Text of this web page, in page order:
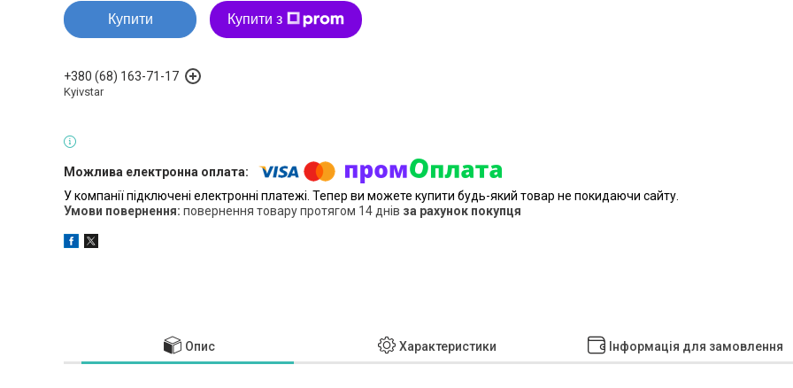
Купити Купити з
+380 (68) 163-71-17
Kyivstar
У компанії підключені електронні платежі. Тепер ви можете купити будь-який товар не покидаючи сайту.
повернення товару протягом 14 днів за рахунок покупця
Опис Характеристики Інформація для замовлення